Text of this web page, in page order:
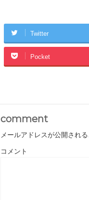
Twitter
Pocket
comment
メールアドレスが公開され
コメント